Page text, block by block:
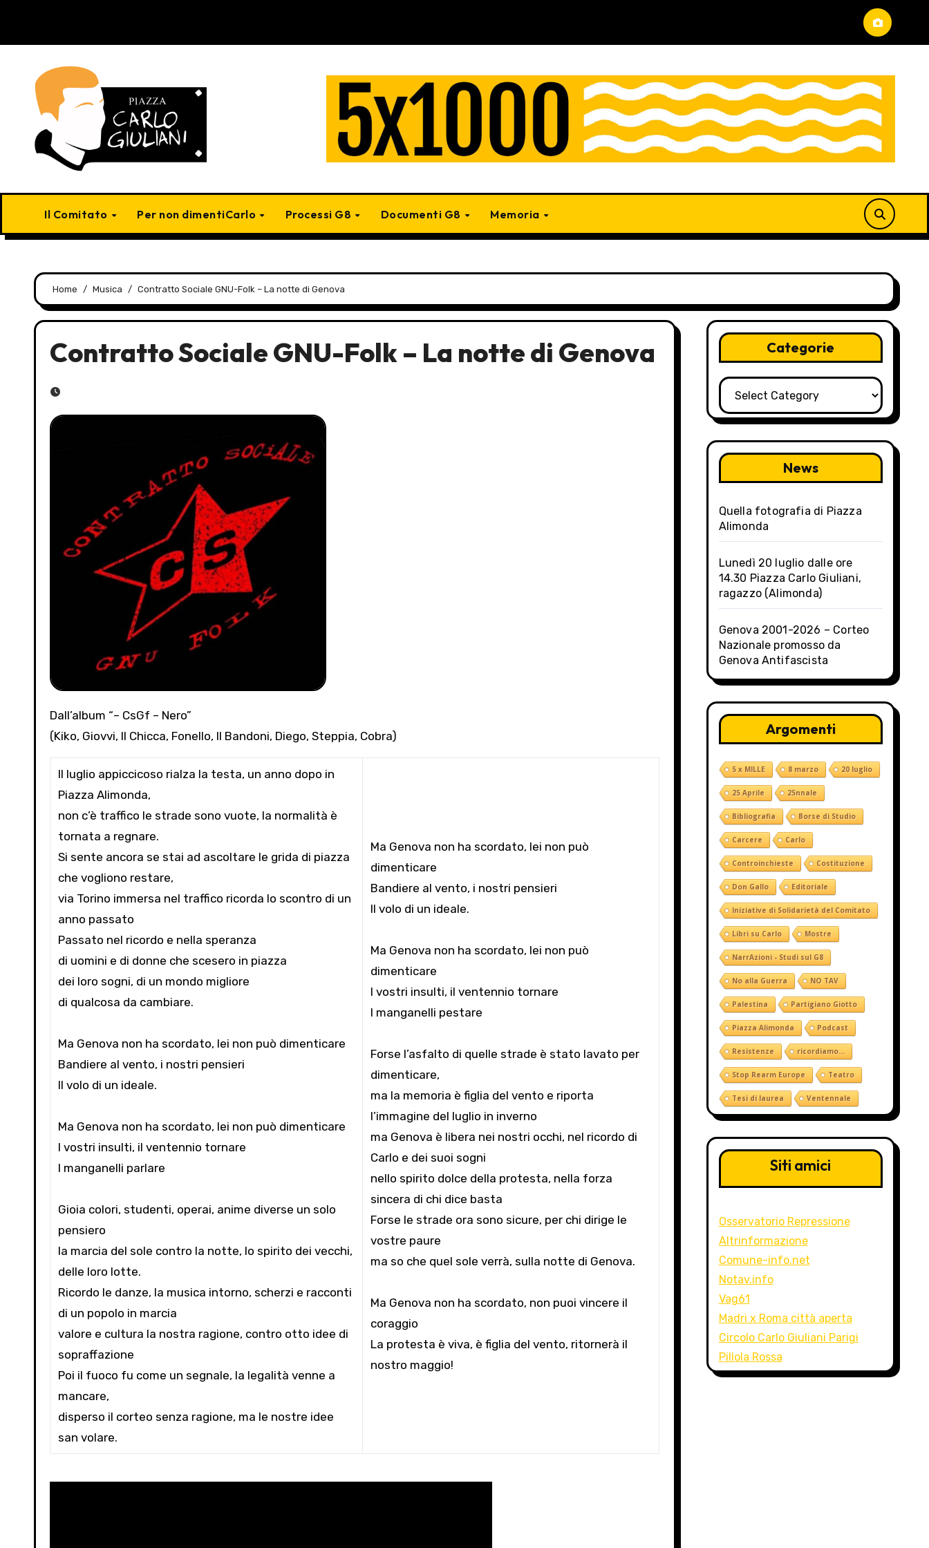
content
Il Comitato Per non dimentiCarlo Processi G8 Documenti G8 Memoria
Home Musica Contratto Sociale GNU-Folk – La notte di Genova
Contratto Sociale GNU-Folk – La notte di Genova
Dall’album “– CsGf – Nero”
(Kiko, Giovvi, Il Chicca, Fonello, Il Bandoni, Diego, Steppia, Cobra)
Il luglio appiccicoso rialza la testa, un anno dopo in
Piazza Alimonda,
non c’è traffico le strade sono vuote, la normalità è
tornata a regnare.
Si sente ancora se stai ad ascoltare le grida di piazza
che vogliono restare,
via Torino immersa nel traffico ricorda lo scontro di un
anno passato
Passato nel ricordo e nella speranza
di uomini e di donne che scesero in piazza
dei loro sogni, di un mondo migliore
di qualcosa da cambiare.
Ma Genova non ha scordato, lei non può dimenticare
Bandiere al vento, i nostri pensieri
Il volo di un ideale.
Ma Genova non ha scordato, lei non può dimenticare
I vostri insulti, il ventennio tornare
I manganelli parlare
Gioia colori, studenti, operai, anime diverse un solo
pensiero
la marcia del sole contro la notte, lo spirito dei vecchi,
delle loro lotte.
Ricordo le danze, la musica intorno, scherzi e racconti
di un popolo in marcia
valore e cultura la nostra ragione, contro otto idee di
sopraffazione
Poi il fuoco fu come un segnale, la legalità venne a
mancare,
disperso il corteo senza ragione, ma le nostre idee
san volare.
Ma Genova non ha scordato, lei non può
dimenticare
Bandiere al vento, i nostri pensieri
Il volo di un ideale.
Ma Genova non ha scordato, lei non può
dimenticare
I vostri insulti, il ventennio tornare
I manganelli pestare
Forse l’asfalto di quelle strade è stato lavato per
dimenticare,
ma la memoria è figlia del vento e riporta
l’immagine del luglio in inverno
ma Genova è libera nei nostri occhi, nel ricordo di
Carlo e dei suoi sogni
nello spirito dolce della protesta, nella forza
sincera di chi dice basta
Forse le strade ora sono sicure, per chi dirige le
vostre paure
ma so che quel sole verrà, sulla notte di Genova.
Ma Genova non ha scordato, non puoi vincere il
coraggio
La protesta è viva, è figlia del vento, ritornerà il
nostro maggio!
Categorie
Categorie
News
Quella fotografia di Piazza
Alimonda
Lunedì 20 luglio dalle ore
14.30 Piazza Carlo Giuliani,
ragazzo (Alimonda)
Genova 2001-2026 – Corteo
Nazionale promosso da
Genova Antifascista
Argomenti
5 x MILLE 8 marzo 20 luglio
25 Aprile 25nnale
Bibliografia Borse di Studio
Carcere Carlo
Controinchieste Costituzione
Don Gallo Editoriale
Iniziative di Solidarietà del Comitato
Libri su Carlo Mostre
NarrAzioni - Studi sul G8
No alla Guerra NO TAV
Palestina Partigiano Giotto
Piazza Alimonda Podcast
Resistenze ricordiamo...
Stop Rearm Europe Teatro
Tesi di laurea Ventennale
Siti amici
Osservatorio Repressione
Altrinformazione
Comune-info.net
Notav.info
Vag61
Madri x Roma città aperta
Circolo Carlo Giuliani Parigi
Pillola Rossa